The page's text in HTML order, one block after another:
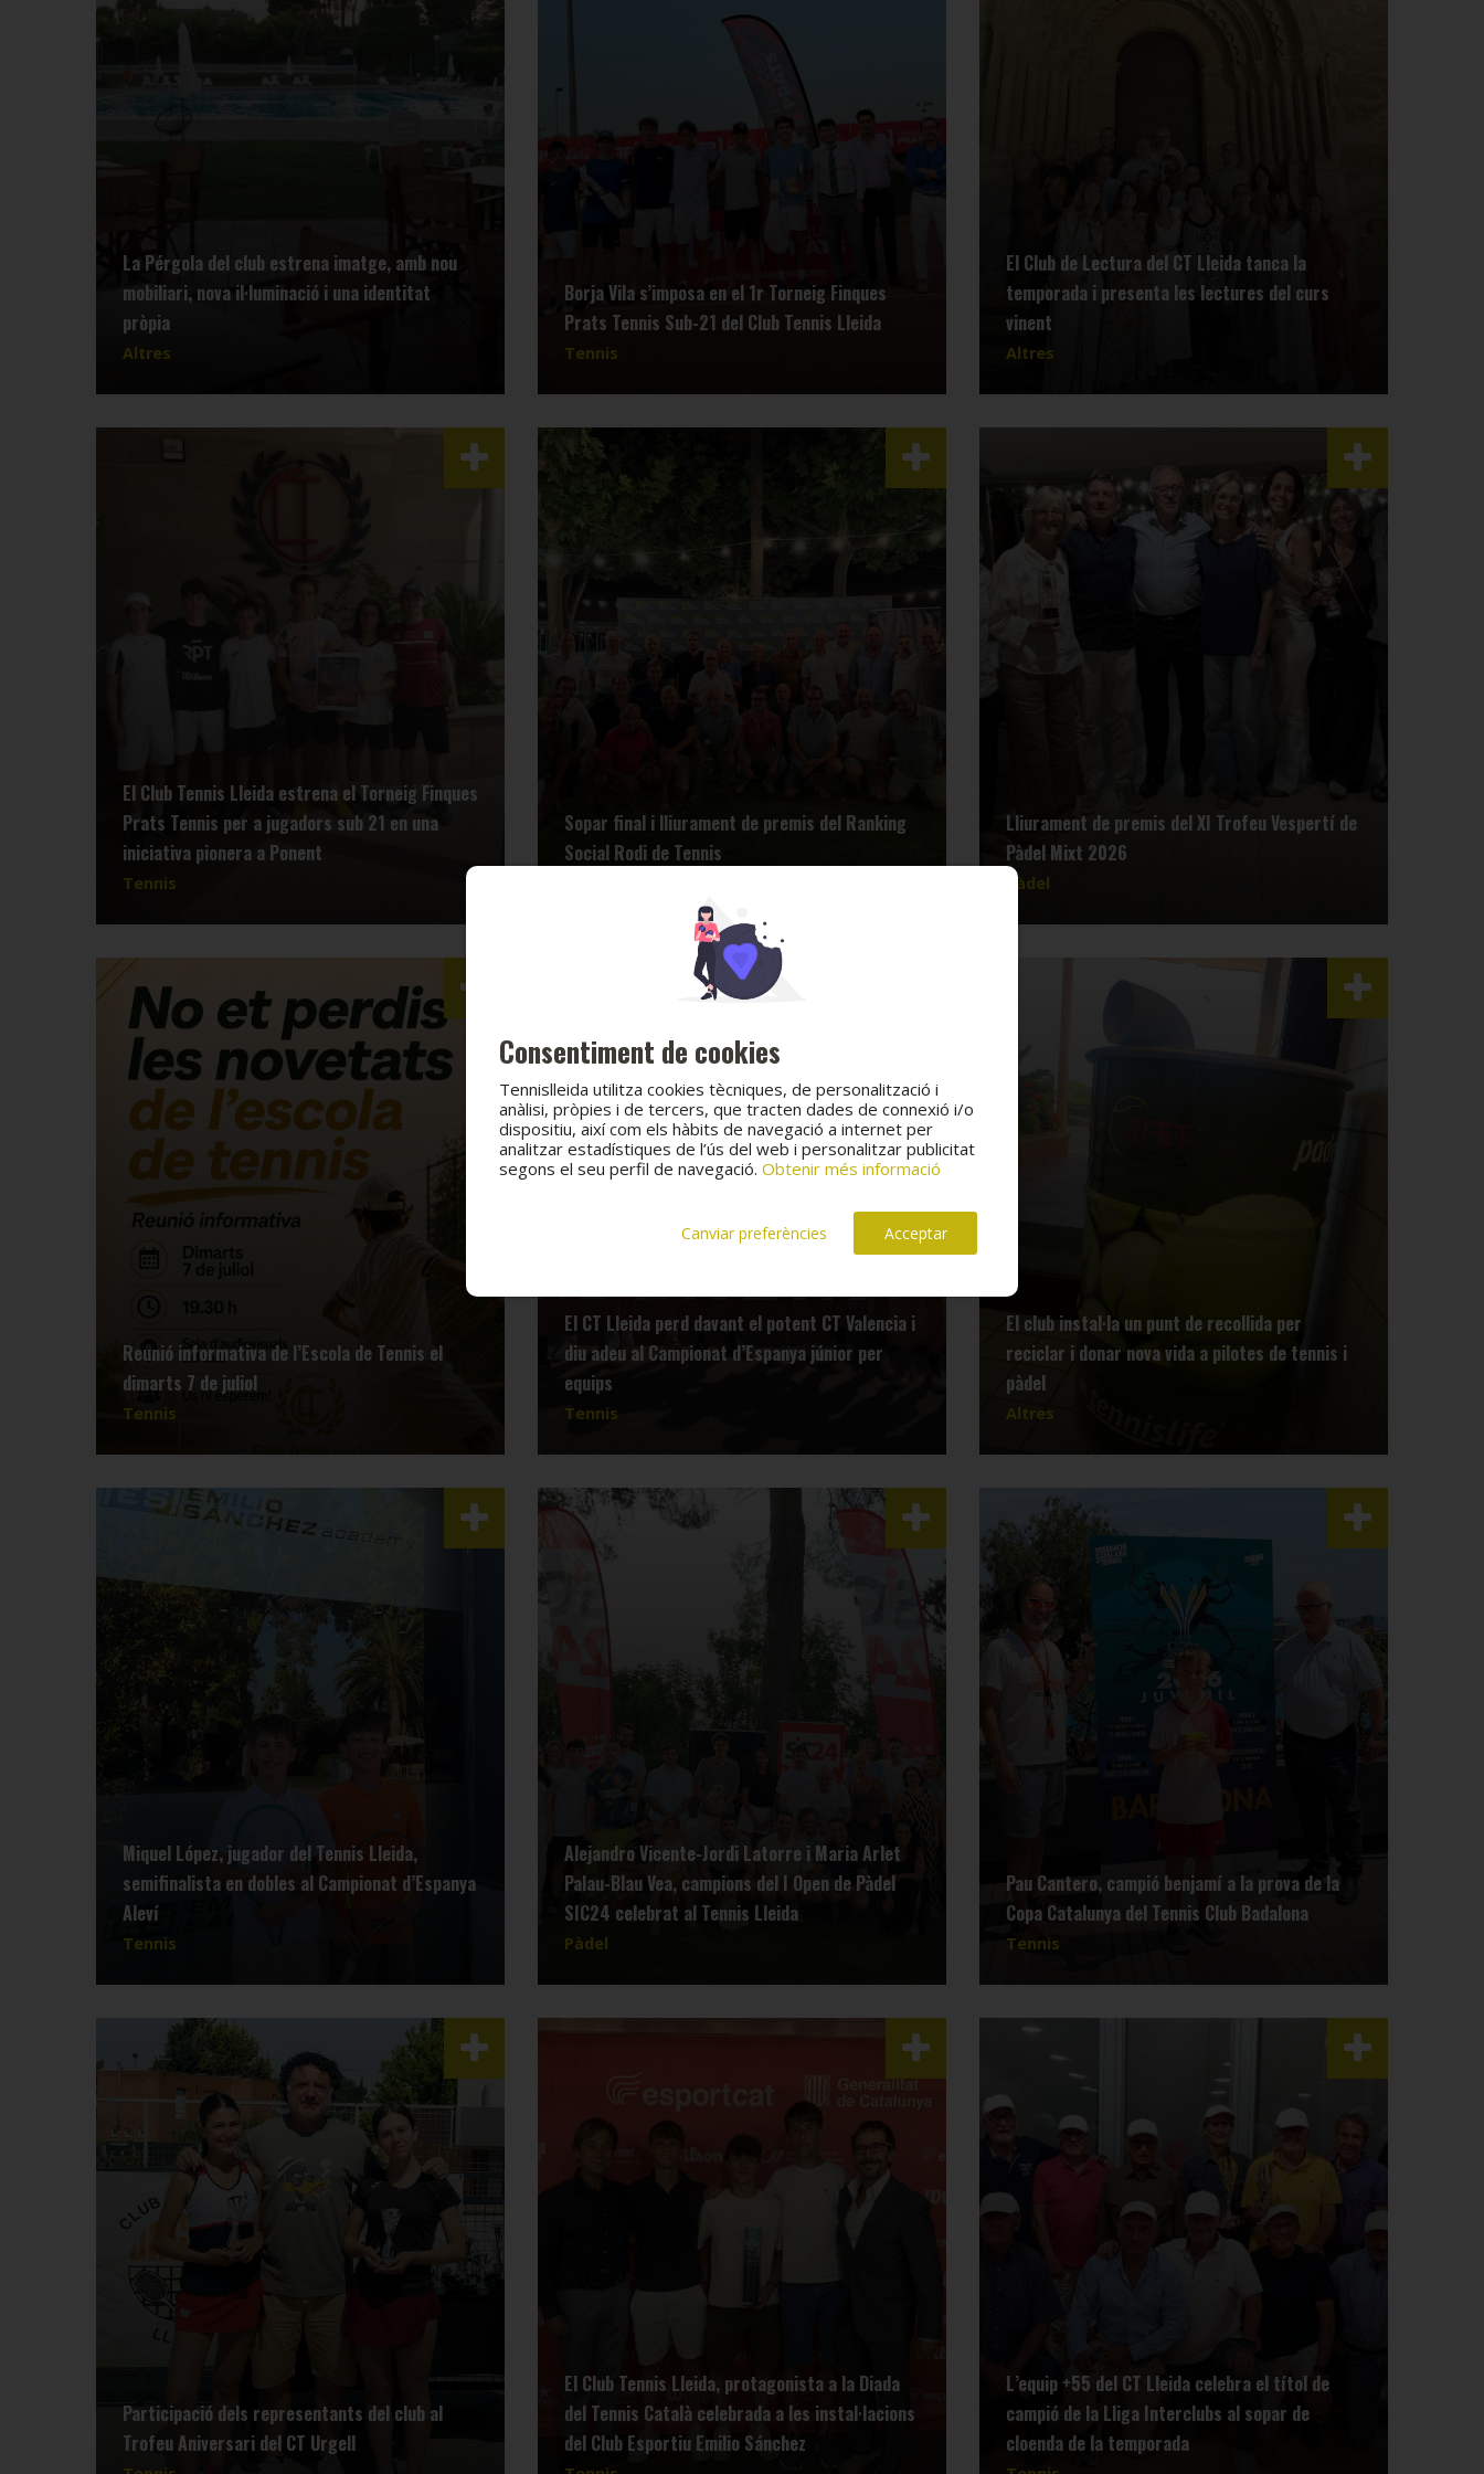
La Pérgola del club estrena imatge, amb nou
mobiliari, nova il·luminació i una identitat
pròpia
Altres
Borja Vila s’imposa en el 1r Torneig Finques
Prats Tennis Sub-21 del Club Tennis Lleida
Tennis
El Club de Lectura del CT Lleida tanca la
temporada i presenta les lectures del curs
vinent
Altres
El Club Tennis Lleida estrena el Torneig Finques
Prats Tennis per a jugadors sub 21 en una
iniciativa pionera a Ponent
Tennis
Sopar final i lliurament de premis del Ranking
Social Rodi de Tennis
Lliurament de premis del XI Trofeu Vespertí de
Pàdel Mixt 2026
Pàdel
Reunió informativa de l’Escola de Tennis el
dimarts 7 de juliol
Tennis
El CT Lleida perd davant el potent CT Valencia i
diu adeu al Campionat d’Espanya júnior per
equips
Tennis
El club instal·la un punt de recollida per
reciclar i donar nova vida a pilotes de tennis i
pàdel
Altres
Miquel López, jugador del Tennis Lleida,
semifinalista en dobles al Campionat d’Espanya
Aleví
Tennis
Alejandro Vicente-Jordi Latorre i Maria Arlet
Palau-Blau Vea, campions del I Open de Pàdel
SIC24 celebrat al Tennis Lleida
Pàdel
Pau Cantero, campió benjamí a la prova de la
Copa Catalunya del Tennis Club Badalona
Tennis
Participació dels representants del club al
Trofeu Aniversari del CT Urgell
El Club Tennis Lleida, protagonista a la Diada
del Tennis Català celebrada a les instal·lacions
del Club Esportiu Emilio Sánchez
L’equip +55 del CT Lleida celebra el títol de
campió de la Lliga Interclubs al sopar de
cloenda de la temporada
Consentiment de cookies
Tennislleida utilitza cookies tècniques, de personalització i
anàlisi, pròpies i de tercers, que tracten dades de connexió i/o
dispositiu, així com els hàbits de navegació a internet per
analitzar estadístiques de l’ús del web i personalitzar publicitat
segons el seu perfil de navegació. Obtenir més informació
Canviar preferències Acceptar